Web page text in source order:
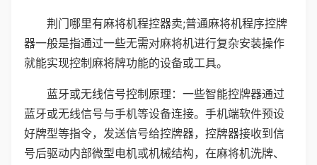
荆门哪里有麻将机程控器卖;普通麻将机程序控牌
器一般是指通过一些无需对麻将机进行复杂安装操作
就能实现控制麻将牌功能的设备或工具。
蓝牙或无线信号控制原理：一些智能控牌器通过
蓝牙或无线信号与手机等设备连接。手机端软件预设
好牌型等指令，发送信号给控牌器，控牌器接收到信
号后驱动内部微型电机或机械结构，在麻将机洗牌、